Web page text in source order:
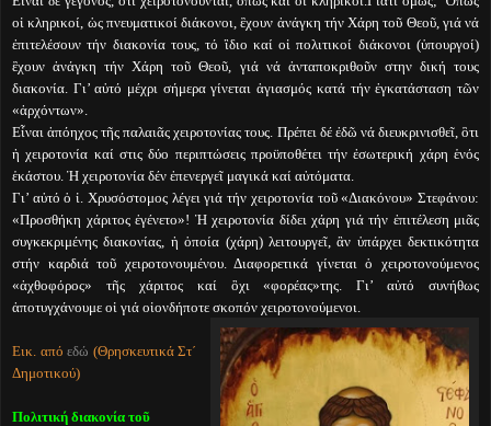
οἱ κληρικοί, ὡς πνευματικοί διάκονοι, ἒχουν ἀνάγκη τήν Χάρη τοῦ Θεοῦ, γιά νά
ἐπιτελέσουν τήν διακονία τους, τό ἲδιο καί οἱ πολιτικοί διάκονοι (ὑπουργοί)
ἒχουν ἀνάγκη τήν Χάρη τοῦ Θεοῦ, γιά νά ἀνταποκριθοῦν στην δική τους
διακονία. Γι’ αὐτό μέχρι σήμερα γίνεται ἁγιασμός κατά τήν ἐγκατάσταση τῶν
«ἀρχόντων».
Εἶναι ἀπόηχος τῆς παλαιᾶς χειροτονίας τους. Πρέπει δέ ἐδῶ νά διευκρινισθεῖ, ὃτι
ἡ χειροτονία καί στις δύο περιπτώσεις προϋποθέτει τήν ἐσωτερική χάρη ἑνός
ἑκάστου. Ἡ χειροτονία δέν ἐπενεργεῖ μαγικά καί αὐτόματα.
Γι’ αὐτό ὁ ἱ. Χρυσόστομος λέγει γιά τήν χειροτονία τοῦ «Διακόνου» Στεφάνου:
«Προσθήκη χάριτος ἐγένετο»! Ἡ χειροτονία δίδει χάρη γιά τήν ἐπιτέλεση μιᾶς
συγκεκριμένης διακονίας, ἡ ὁποία (χάρη) λειτουργεῖ, ἂν ὑπάρχει δεκτικότητα
στήν καρδιά τοῦ χειροτονουμένου. Διαφορετικά γίνεται ὁ χειροτονούμενος
«ἀχθοφόρος» τῆς χάριτος καί ὂχι «φορέας»της. Γι’ αὐτό συνήθως
ἀποτυγχάνουμε οἱ γιά οἱονδήποτε σκοπόν χειροτονούμενοι.
Εικ. από εδώ (Θρησκευτικά Στ΄
Δημοτικού)
Πολιτική διακονία τοῦ